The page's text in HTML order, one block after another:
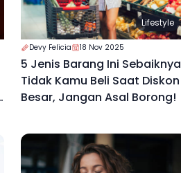
Lifestyle
Devy Felicia 18 Nov 2025
5 Jenis Barang Ini Sebaiknya
Tidak Kamu Beli Saat Diskon
Besar, Jangan Asal Borong!